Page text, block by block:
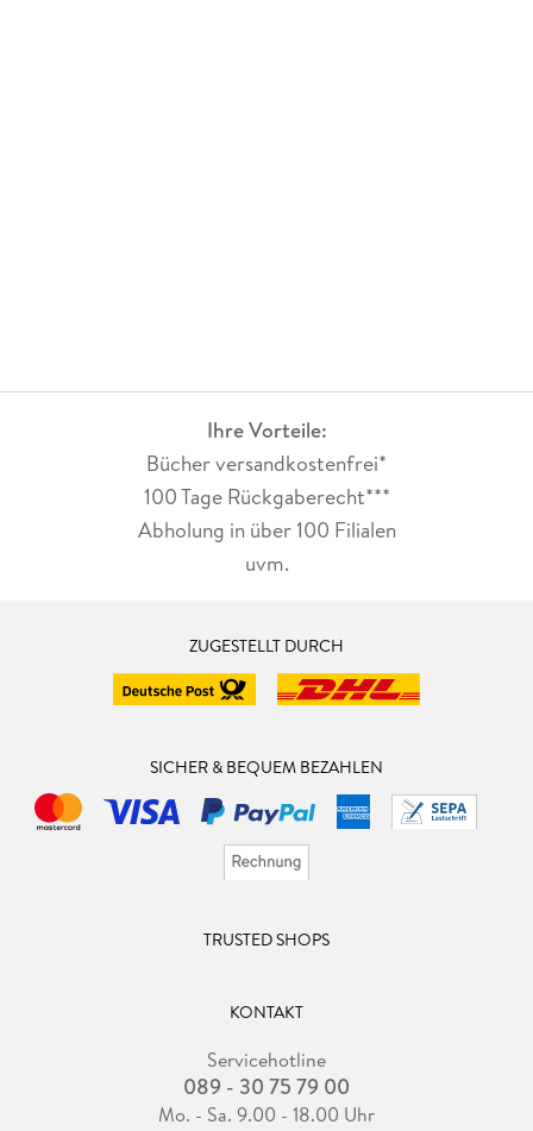
Ihre Vorteile:
Bücher versandkostenfrei*
100 Tage Rückgaberecht***
Abholung in über 100 Filialen
uvm.
ZUGESTELLT DURCH
SICHER & BEQUEM BEZAHLEN
TRUSTED SHOPS
KONTAKT
Servicehotline
089 - 30 75 79 00
Mo. - Sa. 9.00 - 18.00 Uhr